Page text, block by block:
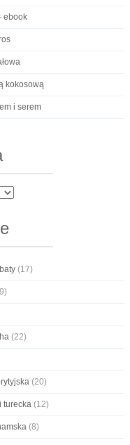
ebook
kokosową
i serem
(17)
(22)
(20)
turecka(12)
(8)